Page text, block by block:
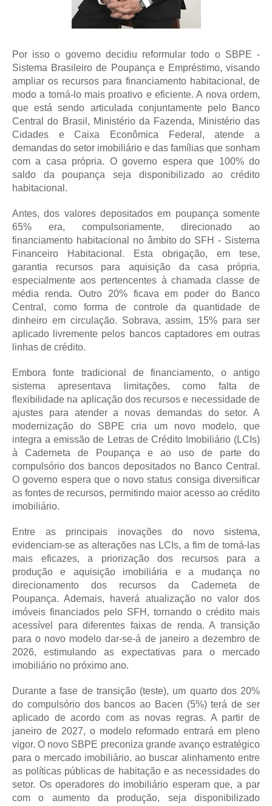
Por isso o governo decidiu reformular todo o SBPE -
Sistema Brasileiro de Poupança e Empréstimo, visando
ampliar os recursos para financiamento habitacional, de
modo a torná-lo mais proativo e eficiente. A nova ordem,
que está sendo articulada conjuntamente pelo Banco
Central do Brasil, Ministério da Fazenda, Ministério das
Cidades e Caixa Econômica Federal, atende a
demandas do setor imobiliário e das famílias que sonham
com a casa própria. O governo espera que 100% do
saldo da poupança seja disponibilizado ao crédito
habitacional.
Antes, dos valores depositados em poupança somente
65% era, compulsoriamente, direcionado ao
financiamento habitacional no âmbito do SFH - Sistema
Financeiro Habitacional. Esta obrigação, em tese,
garantia recursos para aquisição da casa própria,
especialmente aos pertencentes à chamada classe de
média renda. Outro 20% ficava em poder do Banco
Central, como forma de controle da quantidade de
dinheiro em circulação. Sobrava, assim, 15% para ser
aplicado livremente pelos bancos captadores em outras
linhas de crédito.
Embora fonte tradicional de financiamento, o antigo
sistema apresentava limitações, como falta de
flexibilidade na aplicação dos recursos e necessidade de
ajustes para atender a novas demandas do setor. A
modernização do SBPE cria um novo modelo, que
integra a emissão de Letras de Crédito Imobiliário (LCIs)
à Caderneta de Poupança e ao uso de parte do
compulsório dos bancos depositados no Banco Central.
O governo espera que o novo status consiga diversificar
as fontes de recursos, permitindo maior acesso ao crédito
imobiliário.
Entre as principais inovações do novo sistema,
evidenciam-se as alterações nas LCIs, a fim de torná-las
mais eficazes, a priorização dos recursos para a
produção e aquisição imobiliária e a mudança no
direcionamento dos recursos da Caderneta de
Poupança. Ademais, haverá atualização no valor dos
imóveis financiados pelo SFH, tornando o crédito mais
acessível para diferentes faixas de renda. A transição
para o novo modelo dar-se-á de janeiro a dezembro de
2026, estimulando as expectativas para o mercado
imobiliário no próximo ano.
Durante a fase de transição (teste), um quarto dos 20%
do compulsório dos bancos ao Bacen (5%) terá de ser
aplicado de acordo com as novas regras. A partir de
janeiro de 2027, o modelo reformado entrará em pleno
vigor. O novo SBPE preconiza grande avanço estratégico
para o mercado imobiliário, ao buscar alinhamento entre
as políticas públicas de habitação e as necessidades do
setor. Os operadores do imobiliário esperam que, a par
com o aumento da produção, seja disponibilizado